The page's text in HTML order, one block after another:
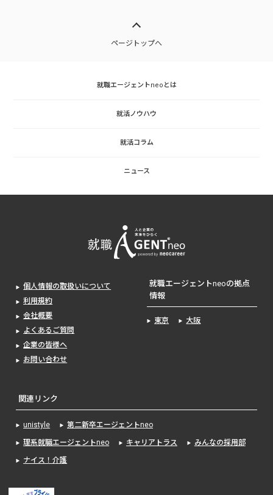
ページトップへ
就職エージェントneoとは
就活ノウハウ
就活コラム
ニュース
個人情報の取扱いについて
利用規約
会社概要
よくあるご質問
企業の皆様へ
お問い合わせ
就職エージェントneoの拠点
情報
東京 大阪
関連リンク
unistyle 第二新卒エージェントneo
理系就職エージェントneo キャリアトラス みんなの採用部
ナイス！介護